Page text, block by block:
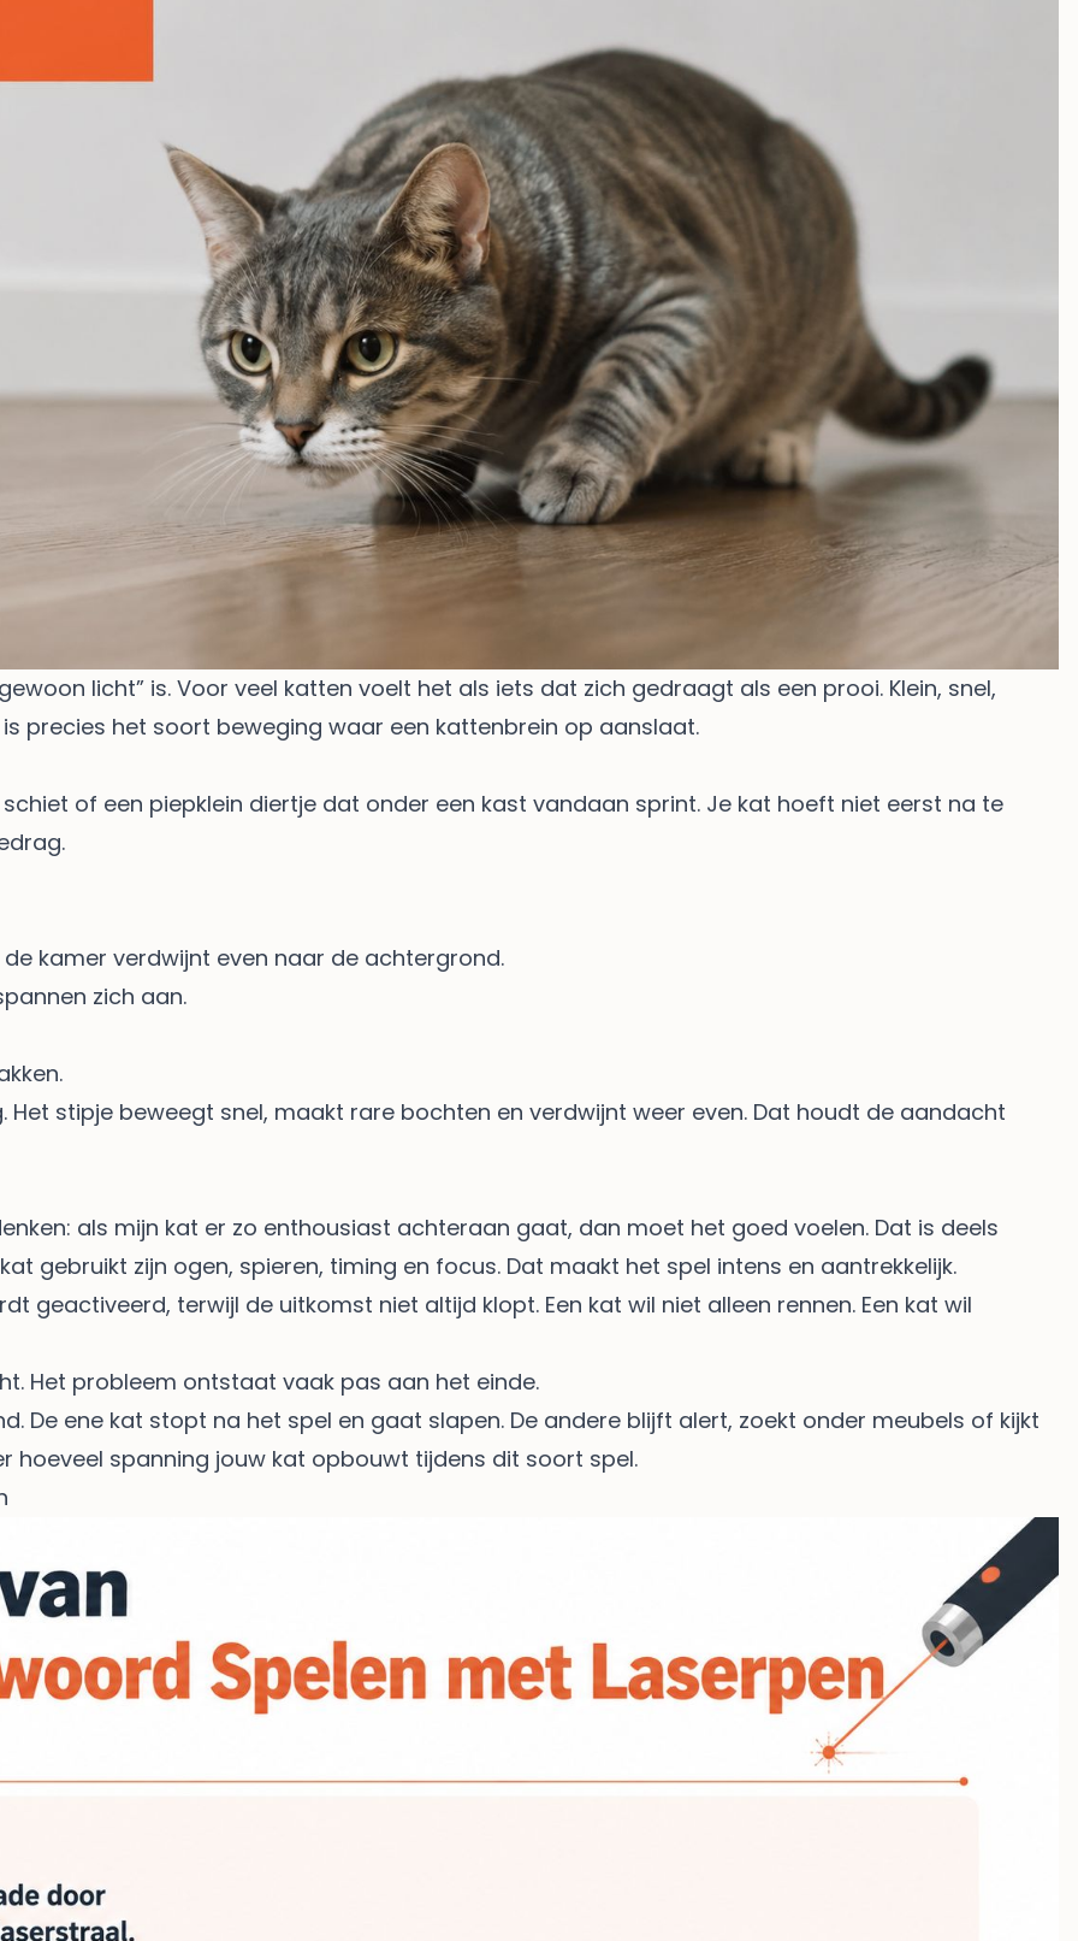
licht” is. Voor veel katten voelt het als iets dat zich gedraagt als een prooi. Klein, snel,
precies het soort beweging waar een kattenbrein op aanslaat.
of een piepklein diertje dat onder een kast vandaan sprint. Je kat hoeft niet eerst na te
kamer verdwijnt even naar de achtergrond.
zich aan.
stipje beweegt snel, maakt rare bochten en verdwijnt weer even. Dat houdt de aandacht
als mijn kat er zo enthousiast achteraan gaat, dan moet het goed voelen. Dat is deels
gebruikt zijn ogen, spieren, timing en focus. Dat maakt het spel intens en aantrekkelijk.
geactiveerd, terwijl de uitkomst niet altijd klopt. Een kat wil niet alleen rennen. Een kat wil
Het probleem ontstaat vaak pas aan het einde.
De ene kat stopt na het spel en gaat slapen. De andere blijft alert, zoekt onder meubels of kijkt
hoeveel spanning jouw kat opbouwt tijdens dit soort spel.